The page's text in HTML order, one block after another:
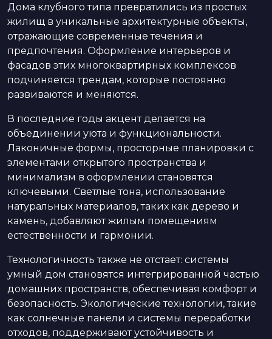
Дома клубного типа превратились из простых
жилищ в уникальные архитектурные объекты,
отражающие современные течения и
предпочтения. Оформление интерьеров и
фасадов этих многоквартирных комплексов
подчиняется трендам, которые постоянно
развиваются и меняются.
В последние годы акцент делается на
объединении уюта и функциональности.
Лаконичные формы, просторные планировки с
элементами открытого пространства и
минимализм в оформлении становятся
ключевыми. Светлые тона, использование
натуральных материалов, таких как дерево и
камень, добавляют жилым помещениям
естественности и гармонии.
Технологичность также не отстает: системы
умный дом становятся интегрированной частью
домашних пространств, обеспечивая комфорт и
безопасность. Экологические технологии, такие
как солнечные панели и системы переработки
отходов, поддерживают устойчивость и